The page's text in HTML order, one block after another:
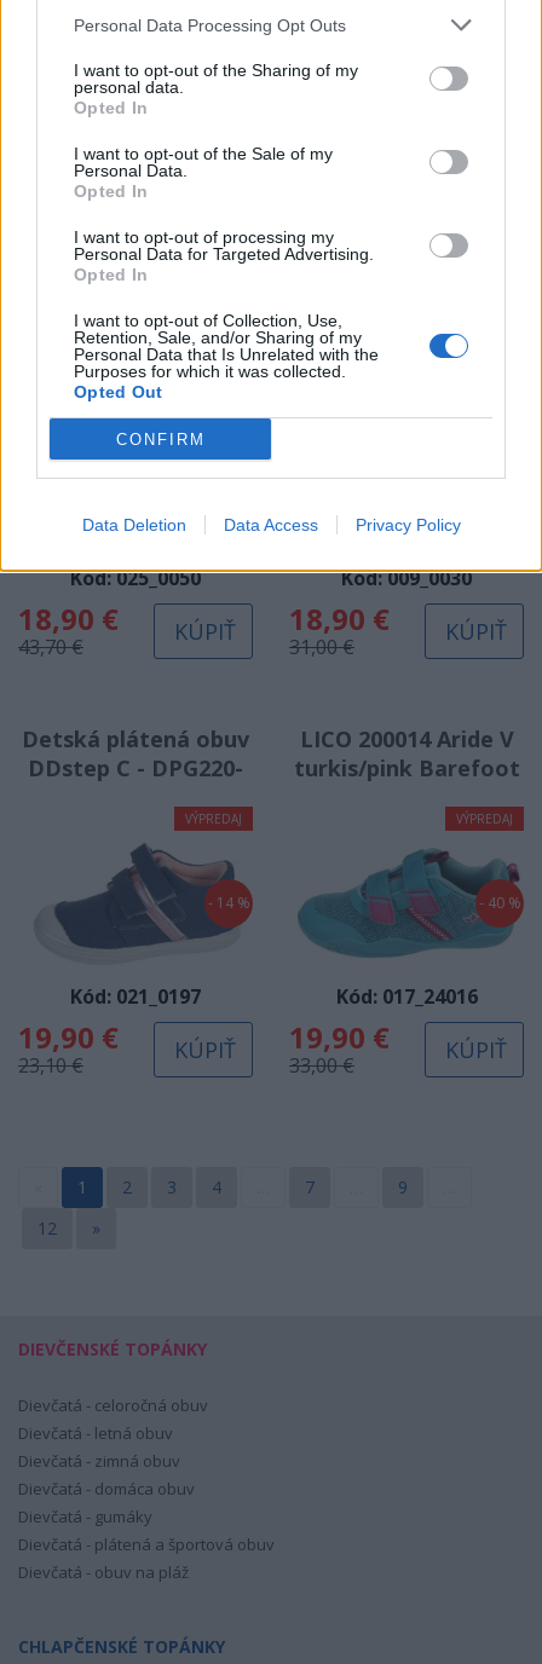
Personal Data Processing Opt Outs
I want to opt-out of the Sharing of my
personal data.
Opted In
I want to opt-out of the Sale of my
Personal Data.
Opted In
I want to opt-out of processing my
Personal Data for Targeted Advertising.
Opted In
I want to opt-out of Collection, Use,
Retention, Sale, and/or Sharing of my
Personal Data that Is Unrelated with the
Purposes for which it was collected.
Opted Out
CONFIRM
Data Deletion Data Access Privacy Policy
- 55 %
Kód: 017_24013
17,90 €
39,90 €
Kód: 063_0004
31,70 €
FRODDO - G3130229-
4 fuxia barefoot
vegan velcro
barefoot detská
plátená obuv
- 57 %
Kód: 025_0050
18,90 €
43,70 €
KÚPIŤ
Protetika BABY rosa
detská obuv vhodná
na prvé kroky
- 39 %
Kód: 009_0030
18,90 €
31,00 €
KÚPIŤ
Detská plátená obuv
DDstep C - DPG220-
- 14 %
VÝPREDAJ
Kód: 021_0197
19,90 €
23,10 €
KÚPIŤ
LICO 200014 Aride V
turkis/pink Barefoot
- 40 %
VÝPREDAJ
Kód: 017_24016
19,90 €
33,00 €
KÚPIŤ
1 2 3 4 7 9
12
»
DIEVČENSKÉ TOPÁNKY
Dievčatá - celoročná obuv
Dievčatá - letná obuv
Dievčatá - zimná obuv
Dievčatá - domáca obuv
Dievčatá - gumáky
Dievčatá - plátená a športová obuv
Dievčatá - obuv na pláž
CHLAPČENSKÉ TOPÁNKY